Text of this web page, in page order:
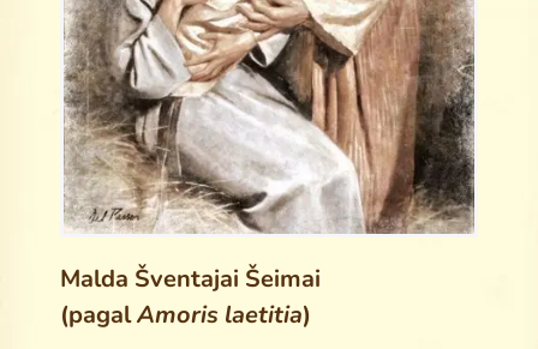
Search
for:
Malda Šventajai Šeimai
(pagalAmoris laetitia)